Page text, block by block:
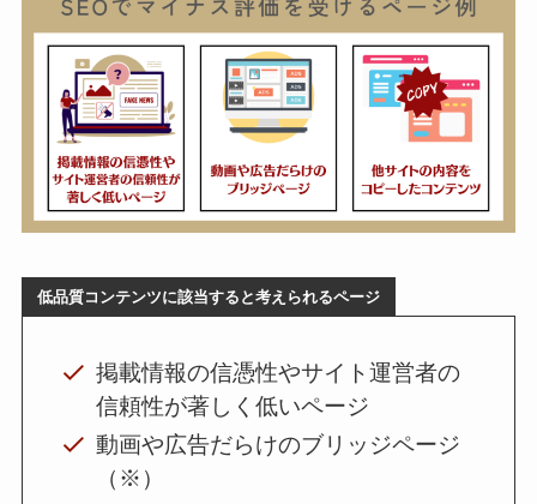
低品質コンテンツに該当すると考えられるページ
掲載情報の信憑性やサイト運営者の
信頼性が著しく低いページ
動画や広告だらけのブリッジページ
（※）